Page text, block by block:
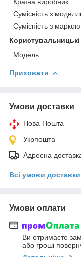
Сумісність з
Сумісність з маркою
Модель
Приховати
Умови доставки
Нова Пошта
Укрпошта
Адресна
Всі умови доставки
Умови оплати
Ви отримаєте
або гроші